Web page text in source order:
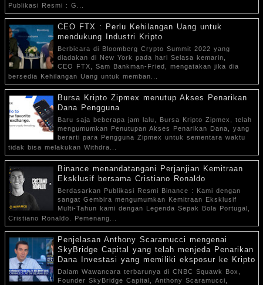
Publikasi Resmi : G...
CEO FTX : Perlu Kehilangan Uang untuk
mendukung Industri Kripto
Berbicara di Bloomberg Crypto Summit 2022 yang
diadakan di New York pada hari Selasa kemarin,
CEO FTX, Sam Bankman-Fried, mengatakan jika dia
bersedia Kehilangan Uang untuk memban...
Bursa Kripto Zipmex menutup Akses Penarikan
Dana Pengguna
Baru saja beberapa jam lalu, Bursa Kripto Zipmex, telah
mengumumkan Penutupan Akses Penarikan Dana, yang
berarti para Pengguna Zipmex untuk sementara waktu
tidak bisa melakukan Withdra...
Binance menandatangani Perjanjian Kemitraan
Eksklusif bersama Cristiano Ronaldo
Berdasarkan Publikasi Resmi Binance : Kami dengan
sangat Gembira mengumumkan Kemitraan Eksklusif
Multi-Tahun kami dengan Legenda Sepak Bola Portugal,
Cristiano Ronaldo. Pemenang...
Penjelasan Anthony Scaramucci mengenai
SkyBridge Capital yang telah menjeda Penarikan
Dana Investasi yang memiliki eksposur ke Kripto
Dalam Wawancara terbarunya di CNBC Squawk Box,
Founder SkyBridge Capital, Anthony Scaramucci,